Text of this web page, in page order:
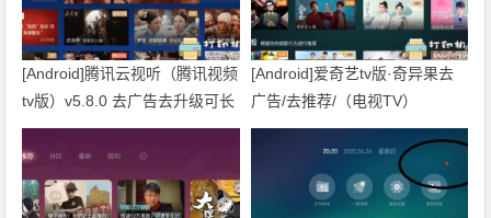
[Android]腾讯云视听（腾讯视频
tv版）v5.8.0 去广告去升级可长
久使用
[Android]爱奇艺tv版·奇异果去
广告/去推荐/（电视TV）
v10.6.3